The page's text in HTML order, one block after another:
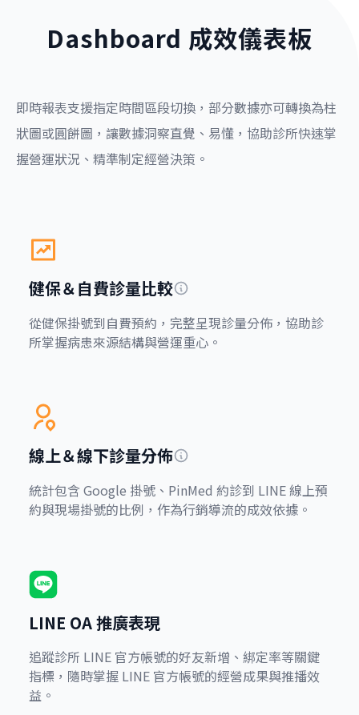
Dashboard 成效儀表板
即時報表支援指定時間區段切換，部分數據亦可轉換為柱
狀圖或圓餅圖，讓數據洞察直覺、易懂，協助診所快速掌
握營運狀況、精準制定經營決策。
健保＆自費診量比較
從健保掛號到自費預約，完整呈現診量分佈，協助診
所掌握病患來源結構與營運重心。
線上＆線下診量分佈
統計包含 Google 掛號、PinMed 約診到 LINE 線上預
約與現場掛號的比例，作為行銷導流的成效依據。
LINE OA 推廣表現
追蹤診所 LINE 官方帳號的好友新增、綁定率等關鍵
指標，隨時掌握 LINE 官方帳號的經營成果與推播效
益。